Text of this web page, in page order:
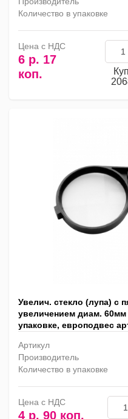
Количество в упаковке
Цена с НДС
6 р. 17
коп.
Увелич. стекло (лупа) с
увеличением диам. 60мм
упаковке, европодвес
Артикул
Производитель
Количество в упаковке
Цена с НДС
4 р. 90 коп.